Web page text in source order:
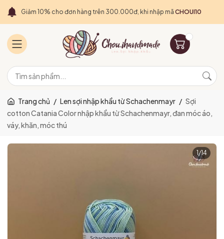
Giảm 10% cho đơn hàng trên 300.000đ, khi nhập mã CHOUI10
Trang chủ / Len sợi nhập khẩu từ Schachenmayr / Sợi
cotton Catania Color nhập khẩu từ Schachenmayr, đan móc áo,
váy, khăn, móc thú
1/14